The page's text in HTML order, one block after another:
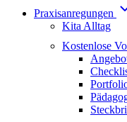
Praxisanregungen
Kita Alltag
Kostenlose